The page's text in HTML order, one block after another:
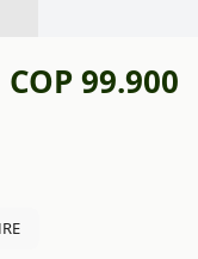
COP 99.900